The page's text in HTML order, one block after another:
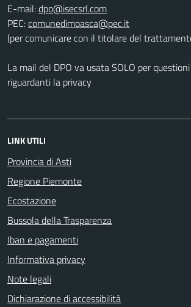
E-mail:
PEC:
(per comunicare con il titolare del
La mail del DPO va usata SOLO per questioni
riguardanti la privacy
LINK UTILI
Provincia di Asti
Regione Piemonte
Ecostazione
Bussola della Trasparenza
Iban e pagamenti
Informativa privacy
Note legali
Dichiarazione di accessibilità